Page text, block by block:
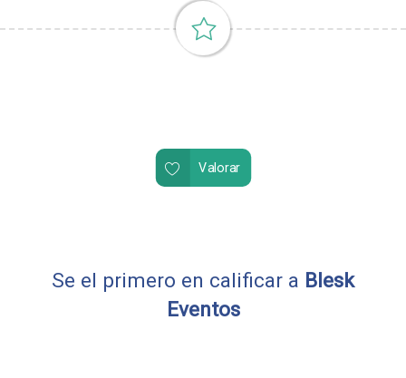
Valorar
Se el primero en calificar a Blesk
Eventos